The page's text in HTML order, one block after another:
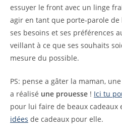
essuyer le front avec un linge
agir en tant que porte-parole
ses besoins et ses préférences
veillant à ce que ses souhaits
mesure du possible.
PS: pense a gâter la maman,
a réalisé une prouesse ! Ici tu
pour lui faire de beaux cadeaux
idées de cadeaux pour elle.